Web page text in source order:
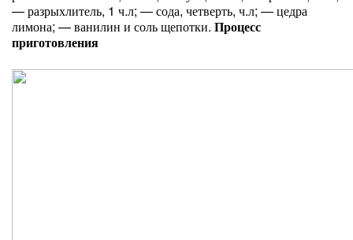
— разрыхлитель, 1 ч.л; — сода, четверть, ч.л; — цедра
лимона; — ванилин и соль щепотки. Процесс
приготовления